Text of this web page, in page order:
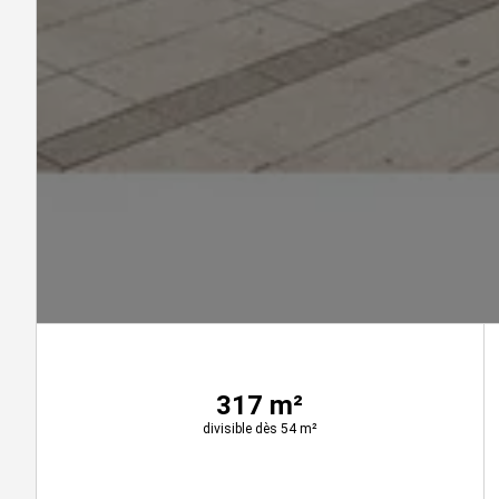
317 m²
divisible dès 54 m²